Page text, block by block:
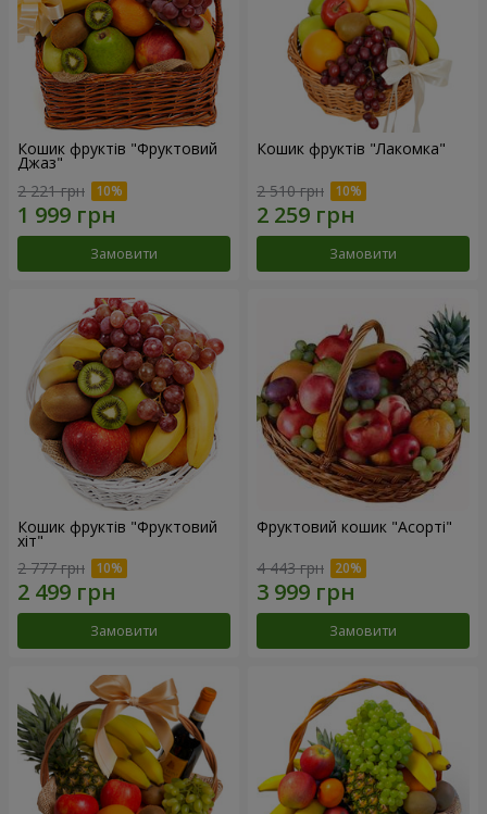
Кошик фруктів "Фруктовий
Джаз"
2 221 грн
Замовити
Кошик фруктів "Лакомка"
2 510 грн
Замовити
Кошик фруктів "Фруктовий
хiт"
2 777 грн
Замовити
Фруктовий кошик "Асорті"
4 443 грн
Замовити